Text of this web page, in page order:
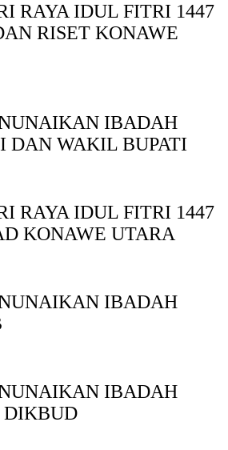
RAYA IDUL FITRI 1447
RISET KONAWE
IBADAH
DAN WAKIL BUPATI
RAYA IDUL FITRI 1447
KONAWE UTARA
IBADAH
IBADAH
DIKBUD